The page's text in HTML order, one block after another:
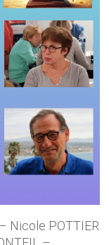
Nicole POTTIER